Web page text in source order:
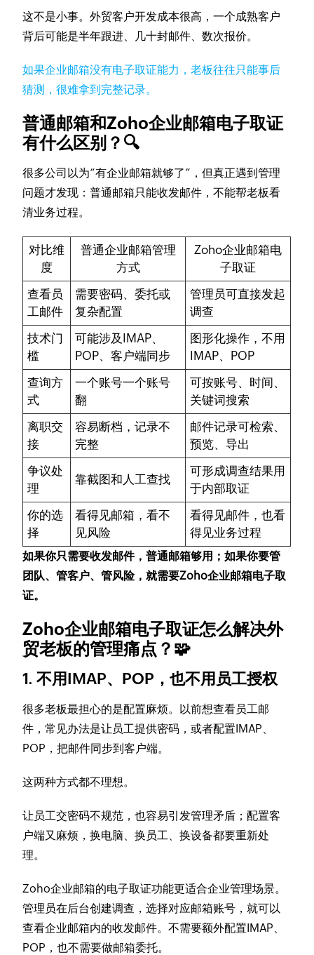
这不是小事。外贸客户开发成本很高，一个成熟客户
背后可能是半年跟进、几十封邮件、数次报价。
如果企业邮箱没有电子取证能力，老板往往只能事后
猜测，很难拿到完整记录。
普通邮箱和Zoho企业邮箱电子取证
有什么区别？🔍
很多公司以为“有企业邮箱就够了”，但真正遇到管理
问题才发现：普通邮箱只能收发邮件，不能帮老板看
清业务过程。
对比维
度
普通企业邮箱管理
方式
Zoho企业邮箱电
子取证
查看员
工邮件
需要密码、委托或
复杂配置
管理员可直接发起
调查
技术门
槛
可能涉及IMAP、
POP、客户端同步
图形化操作，不用
IMAP、POP
查询方
式
一个账号一个账号
翻
可按账号、时间、
关键词搜索
离职交
接
容易断档，记录不
完整
邮件记录可检索、
预览、导出
争议处
理
靠截图和人工查找
可形成调查结果用
于内部取证
你的选
择
看得见邮箱，看不
见风险
看得见邮件，也看
得见业务过程
如果你只需要收发邮件，普通邮箱够用；如果你要管
团队、管客户、管风险，就需要Zoho企业邮箱电子取
证。
Zoho企业邮箱电子取证怎么解决外
贸老板的管理痛点？🧩
1. 不用IMAP、POP，也不用员工授权
很多老板最担心的是配置麻烦。以前想查看员工邮
件，常见办法是让员工提供密码，或者配置IMAP、
POP，把邮件同步到客户端。
这两种方式都不理想。
让员工交密码不规范，也容易引发管理矛盾；配置客
户端又麻烦，换电脑、换员工、换设备都要重新处
理。
Zoho企业邮箱的电子取证功能更适合企业管理场景。
管理员在后台创建调查，选择对应邮箱账号，就可以
查看企业邮箱内的收发邮件。不需要额外配置IMAP、
POP，也不需要做邮箱委托。